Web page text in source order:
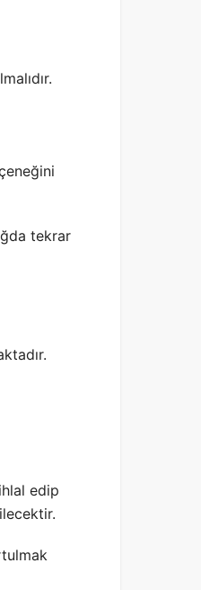
tekrar
edip